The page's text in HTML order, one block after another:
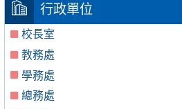
行政單位
校長室
教務處
學務處
總務處